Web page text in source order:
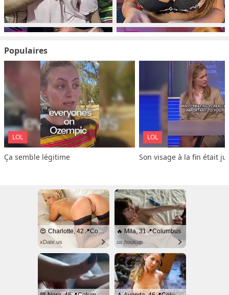
Populaires
LOL
Ça semble légitime
LOL
Son visage à la fin était